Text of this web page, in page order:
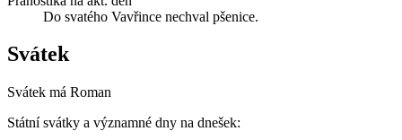
Do svatého Vavřince nechval pšenice.
Svátek
Svátek má Roman
Státní svátky a významné dny na dnešek: